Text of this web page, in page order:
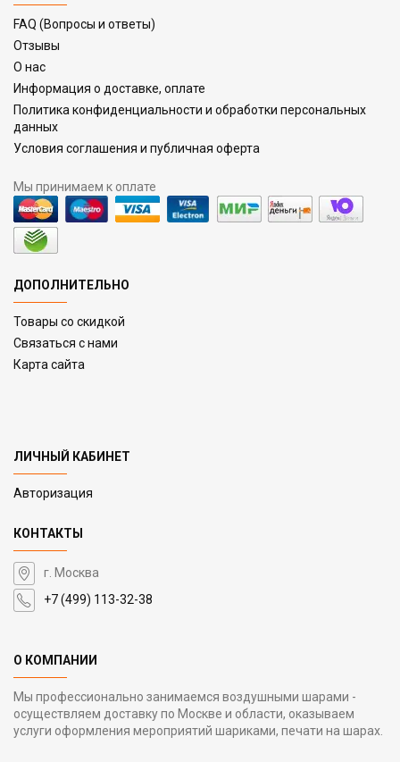
FAQ (Вопросы и ответы)
Отзывы
О нас
Информация о доставке, оплате
Политика конфиденциальности и обработки персональных
данных
Условия соглашения и публичная оферта
Мы принимаем к оплате
ДОПОЛНИТЕЛЬНО
Товары со скидкой
Связаться с нами
Карта сайта
ЛИЧНЫЙ КАБИНЕТ
Авторизация
КОНТАКТЫ
г. Москва
+7 (499) 113-32-38
О КОМПАНИИ
Мы профессионально занимаемся воздушными шарами -
осуществляем доставку по Москве и области, оказываем
услуги оформления мероприятий шариками, печати на шарах.